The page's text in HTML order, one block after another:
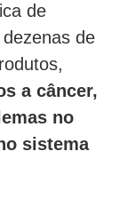
de
de
a câncer,
no
sistema